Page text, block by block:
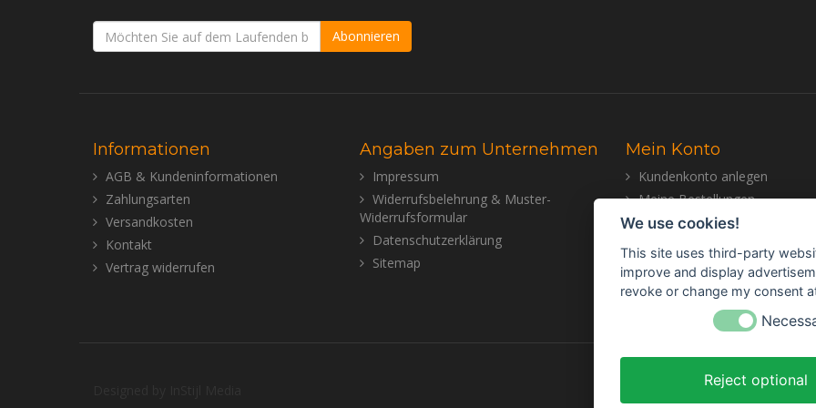
Abonnieren
Informationen
AGB & Kundeninformationen
Zahlungsarten
Versandkosten
Kontakt
Vertrag widerrufen
Angaben zum Unternehmen
Impressum
Widerrufsbelehrung & Muster-
Widerrufsformular
Datenschutzerklärung
Sitemap
Mein Konto
Kundenkonto anlegen
Meine Bestellungen
Meine Nachrichten (Tickets)
Mein Wunschzettel
We use cookies!
This site uses third-party
improve and display
revoke or change my consent
Reject optional